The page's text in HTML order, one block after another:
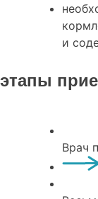
и
этапы
Врач